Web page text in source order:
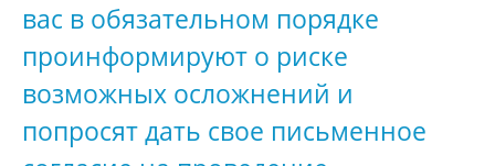
вас в обязательном порядке
проинформируют о риске
возможных осложнений и
попросят дать свое письменное